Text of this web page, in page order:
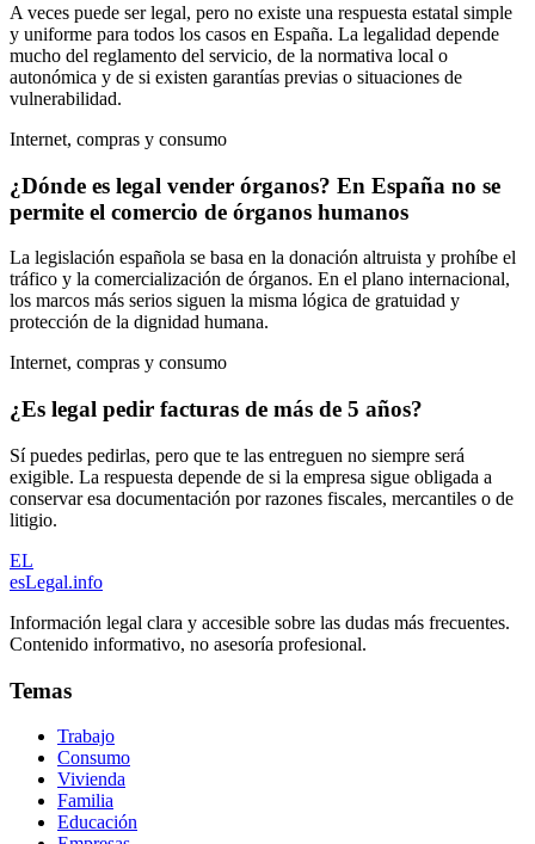
A veces puede ser legal, pero no existe una respuesta estatal simple
y uniforme para todos los casos en España. La legalidad depende
mucho del reglamento del servicio, de la normativa local o
autonómica y de si existen garantías previas o situaciones de
vulnerabilidad.
Internet, compras y consumo
¿Dónde es legal vender órganos? En España no se
permite el comercio de órganos humanos
La legislación española se basa en la donación altruista y prohíbe el
tráfico y la comercialización de órganos. En el plano internacional,
los marcos más serios siguen la misma lógica de gratuidad y
protección de la dignidad humana.
Internet, compras y consumo
¿Es legal pedir facturas de más de 5 años?
Sí puedes pedirlas, pero que te las entreguen no siempre será
exigible. La respuesta depende de si la empresa sigue obligada a
conservar esa documentación por razones fiscales, mercantiles o de
litigio.
EL
esLegal.info
Información legal clara y accesible sobre las dudas más frecuentes.
Contenido informativo, no asesoría profesional.
Temas
Trabajo
Consumo
Vivienda
Familia
Educación